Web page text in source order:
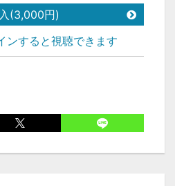
(3,000円)
ンすると視聴できます